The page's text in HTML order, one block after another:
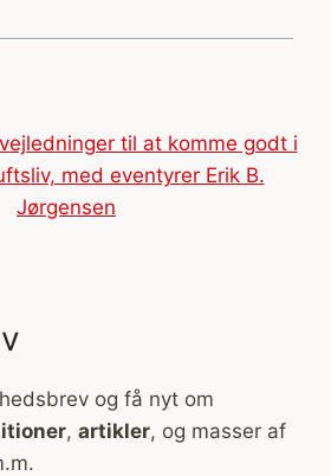
og få nyt om
, artikler, og masser af